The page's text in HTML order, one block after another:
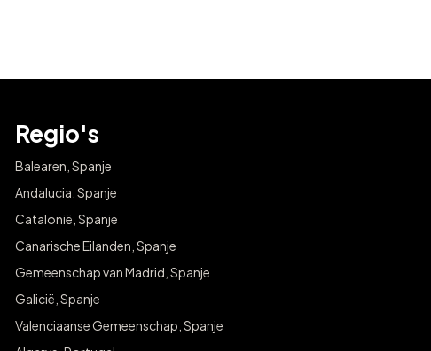
Regio's
Balearen, Spanje
Andalucia, Spanje
Catalonië, Spanje
Canarische Eilanden, Spanje
Gemeenschap van Madrid, Spanje
Galicië, Spanje
Valenciaanse Gemeenschap, Spanje